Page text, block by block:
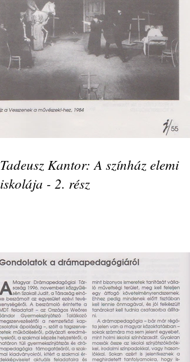
Tadeusz Kantor: A színház elemi
iskolája - 2. rész